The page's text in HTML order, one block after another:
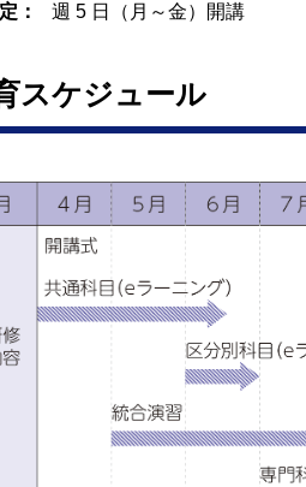
：
週 5 日（月～金）開講
スケジュール